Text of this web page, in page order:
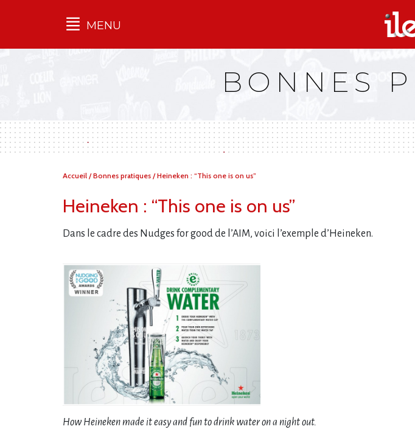
Qu'est-ce que l’Ilec
Campagnes
multimarques
MENU
BONNES
Vous
Accueil /Bonnes pratiques /Heineken : “This one is on us”
Heineken : “This one is on us”
Dans le cadre des Nudges for good de l​‌’AIM, voici l​‌’exemple d​‌’Heineken.
How Heineken made it easy and fun to drink water on a night out.